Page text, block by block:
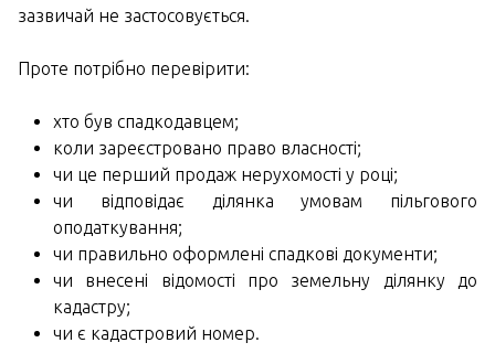
зазвичай не застосовується.
Проте потрібно перевірити:
хто був спадкодавцем;
коли зареєстровано право власності;
чи це перший продаж нерухомості у році;
чи відповідає ділянка умовам пільгового
оподаткування;
чи правильно оформлені спадкові документи;
чи внесені відомості про земельну ділянку до
кадастру;
чи є кадастровий номер.